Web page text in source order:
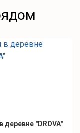
деревне "DROVA"